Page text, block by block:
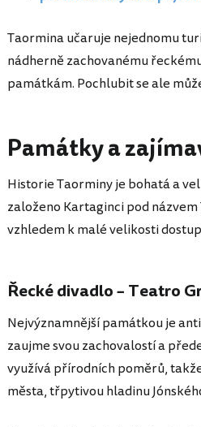
Taormina učaruje nejednomu
nádherně zachovanému
památkám. Pochlubit se ale
Památky a
Historie Taorminy je bohatá a
založeno Kartaginci pod
vzhledem k malé velikosti
Řecké divadlo – Teatro
Nejvýznamnější památkou je
zaujme svou zachovalostí a
využívá přírodních poměrů,
města, třpytivou hladinu